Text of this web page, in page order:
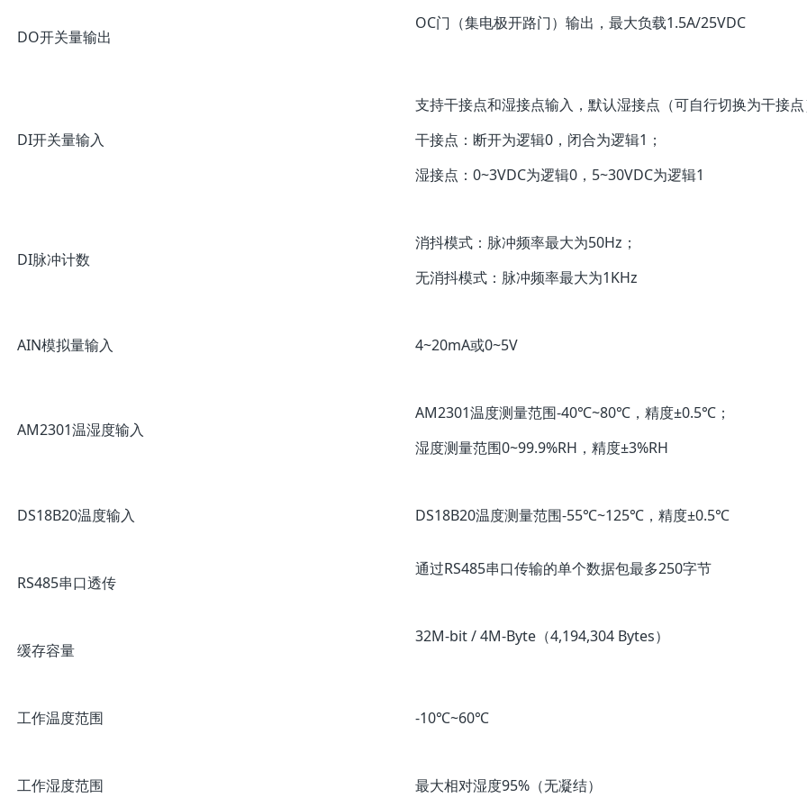
DO开关量输出
OC门（集电极开路门）输出，最大负载1.5A/25VDC
DI开关量输入
支持干接点和湿接点输入，默认湿接点（可自行切换为干接
干接点：断开为逻辑0，闭合为逻辑1；
湿接点：0~3VDC为逻辑0，5~30VDC为逻辑1
DI脉冲计数
消抖模式：脉冲频率最大为50Hz；
无消抖模式：脉冲频率最大为1KHz
AIN模拟量输入 4~20mA或0~5V
AM2301温湿度输入
AM2301温度测量范围-40℃~80℃，精度±0.5℃；
湿度测量范围0~99.9%RH，精度±3%RH
DS18B20温度输入 DS18B20温度测量范围-55℃~125℃，精度±0.5℃
RS485串口透传
通过RS485串口传输的单个数据包最多250字节
缓存容量
32M-bit / 4M-Byte（4,194,304 Bytes）
工作温度范围 -10℃~60℃
工作湿度范围 最大相对湿度95%（无凝结）